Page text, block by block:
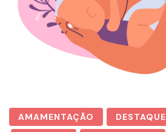
AMAMENTAÇÃO DESTAQUE